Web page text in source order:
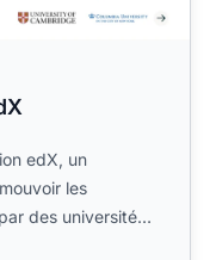
edX, un
les
des universités